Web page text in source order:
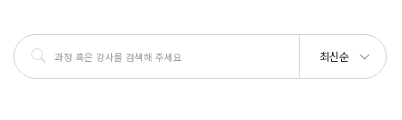
최신순